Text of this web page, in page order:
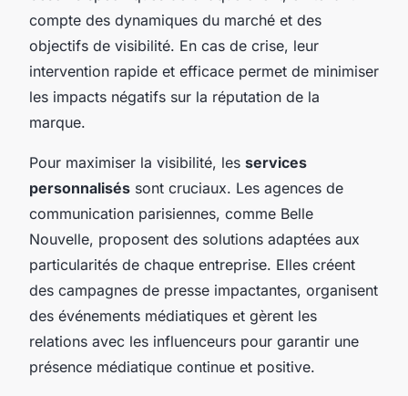
compte des dynamiques du marché et des
objectifs de visibilité. En cas de crise, leur
intervention rapide et efficace permet de minimiser
les impacts négatifs sur la réputation de la
marque.
Pour maximiser la visibilité, les services
personnalisés sont cruciaux. Les agences de
communication parisiennes, comme Belle
Nouvelle, proposent des solutions adaptées aux
particularités de chaque entreprise. Elles créent
des campagnes de presse impactantes, organisent
des événements médiatiques et gèrent les
relations avec les influenceurs pour garantir une
présence médiatique continue et positive.